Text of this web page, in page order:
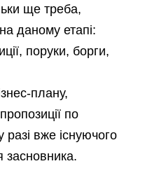
ще треба,
даному етапі:
поруки, борги,
плану,
по
разі вже існуючого
засновника.